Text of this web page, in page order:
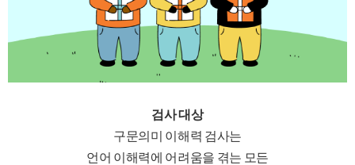
검사 대상
구문의미 이해력 검사는
언어 이해력에 어려움을 겪는 모든